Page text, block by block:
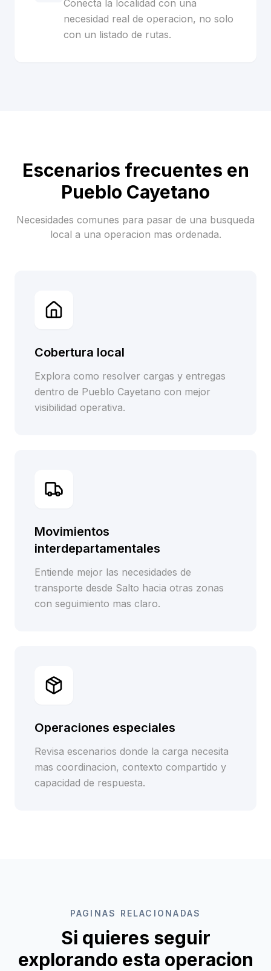
Conecta la localidad con una
necesidad real de operacion, no solo
con un listado de rutas.
Escenarios frecuentes en
Pueblo Cayetano
Necesidades comunes para pasar de una busqueda
local a una operacion mas ordenada.
Cobertura local
Explora como resolver cargas y entregas
dentro de Pueblo Cayetano con mejor
visibilidad operativa.
Movimientos
interdepartamentales
Entiende mejor las necesidades de
transporte desde Salto hacia otras zonas
con seguimiento mas claro.
Operaciones especiales
Revisa escenarios donde la carga necesita
mas coordinacion, contexto compartido y
capacidad de respuesta.
PAGINAS RELACIONADAS
Si quieres seguir
explorando esta operacion